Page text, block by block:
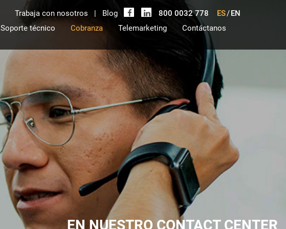
Trabaja con nosotros | Blog 800 0032 778 ES/EN
Soporte técnico Cobranza Telemarketing Contáctanos
EN NUESTRO CONTACT CENTER